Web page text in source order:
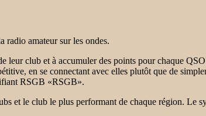
radio amateur sur les ondes.
leur club et à accumuler des points pour chaque
en se connectant avec elles plutôt que de
RSGB «RSGB».
et le club le plus performant de chaque région. Le